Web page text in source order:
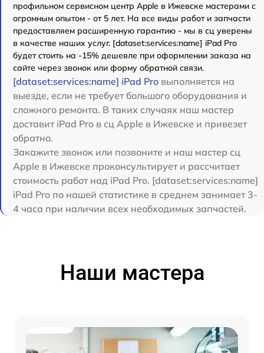
профильном сервисном центр Apple в Ижевске мастерами с
огромным опытом - от 5 лет. На все виды работ и запчасти
предоставляем расширенную гарантию - мы в сц уверены
в качестве наших услуг. [dataset:services:name] iPad Pro
будет стоить на -15% дешевле при оформлении заказа на
сайте через звонок или форму обратной связи.
[dataset:services:name] iPad Pro выполняется на
выезде, если не требует большого оборудования и
сложного ремонта. В таких случаях наш мастер
доставит iPad Pro в сц Apple в Ижевске и привезет
обратно.
Закажите звонок или позвоните и наш мастер сц
Apple в Ижевске проконсультирует и рассчитает
стоимость работ над iPad Pro. [dataset:services:name]
iPad Pro по нашей статистике в среднем занимает 3-
4 часа при наличии всех необходимых запчастей.
Наши мастера